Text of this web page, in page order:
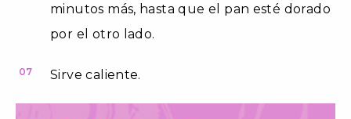
minutos más, hasta que el pan esté dorado
por el otro lado.
07 Sirve caliente.